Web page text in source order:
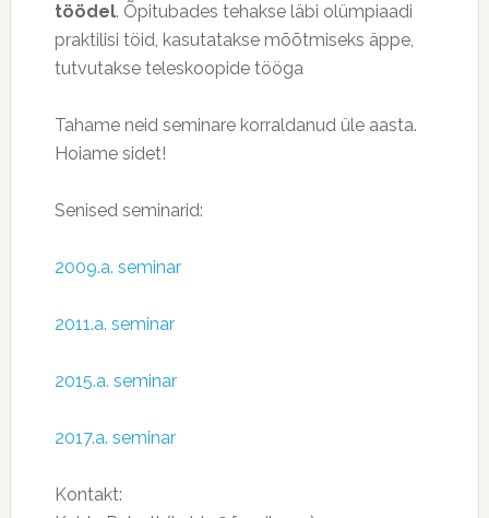
töödel. Õpitubades tehakse läbi olümpiaadi
praktilisi töid, kasutatakse mõõtmiseks äppe,
tutvutakse teleskoopide tööga
Tahame neid seminare korraldanud üle aasta.
Hoiame sidet!
Senised seminarid:
2009.a. seminar
2011.a. seminar
2015.a. seminar
2017.a. seminar
Kontakt: